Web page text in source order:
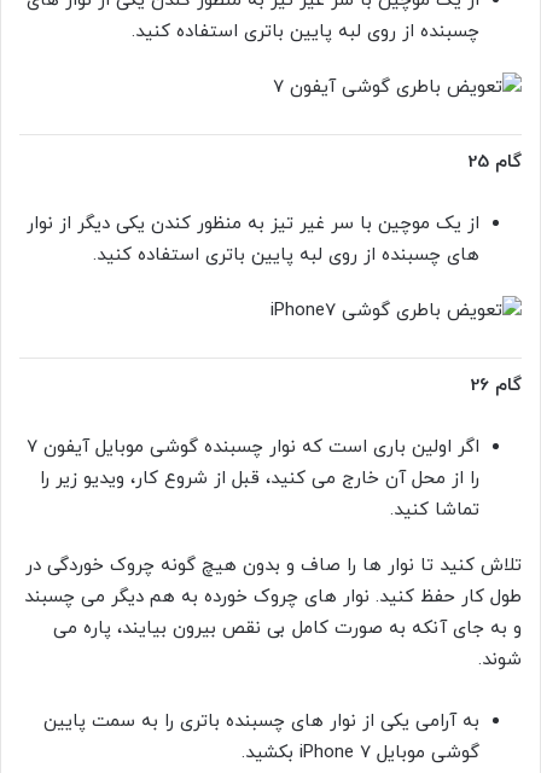
چسبنده از روی لبه پایین باتری استفاده کنید.
گام 25
از یک موچین با سر غیر تیز به منظور کندن یکی دیگر از نوار
های چسبنده از روی لبه پایین باتری استفاده کنید.
گام 26
اگر اولین باری است که نوار چسبنده گوشی موبایل آیفون 7
را از محل آن خارج می کنید، قبل از شروع کار، ویدیو زیر را
تماشا کنید.
تلاش کنید تا نوار ها را صاف و بدون هیچ گونه چروک خوردگی در
طول کار حفظ کنید. نوار های چروک خورده به هم دیگر می چسبند
و به جای آنکه به صورت کامل بی نقص بیرون بیایند، پاره می
شوند.
به آرامی یکی از نوار های چسبنده باتری را به سمت پایین
گوشی موبایل iPhone 7 بکشید.